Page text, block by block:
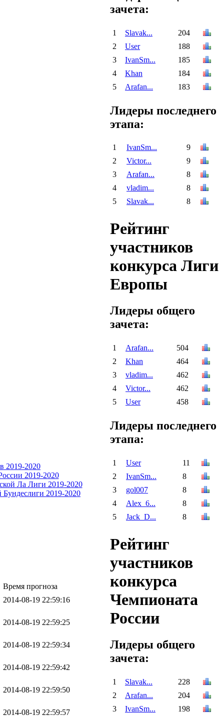
Время прогноза
2014-08-19 22:59:16
2014-08-19 22:59:25
2014-08-19 22:59:34
2014-08-19 22:59:42
2014-08-19 22:59:50
2014-08-19 22:59:57
зачета:
1 Slavak...
204
2
User
188
3
IvanSm...
185
4
Khan
184
5
Arafan... 183
Лидеры последнего
этапа:
1 IvanSm...
9
2
Victor...
9
3
Arafan...
8
4
vladim...
8
5
Slavak... 8
Рейтинг
участников
конкурса Лиги
Европы
Лидеры общего
зачета:
1 Arafan...
504
2
Khan
464
3
vladim...
462
4
Victor...
462
5
User 458
Лидеры последнего
этапа:
1 User
11
2
IvanSm...
8
3
gol007
8
4
Alex_6...
8
5
Jack_D... 8
Рейтинг
участников
конкурса
Чемпионата
России
Лидеры общего
зачета:
1 Slavak...
228
2
Arafan...
204
3
IvanSm...
198